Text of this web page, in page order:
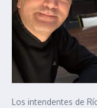
Los intendentes de